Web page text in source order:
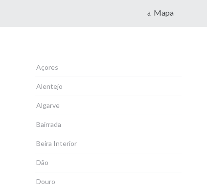
Mapa
Açores
Alentejo
Algarve
Bairrada
Beira Interior
Dão
Douro